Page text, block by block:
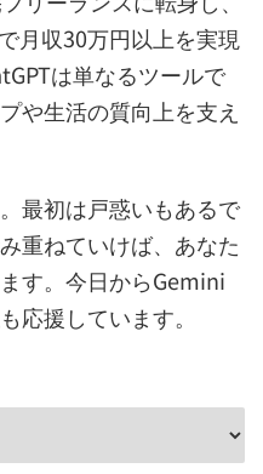
月収30万円以上を実現
は単なるツールで
や生活の質向上を支え
最初は戸惑いもあるで
重ねていけば、あなた
す。今日からGemini
応援しています。